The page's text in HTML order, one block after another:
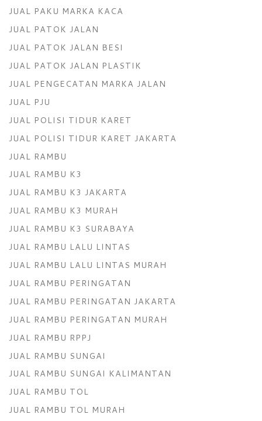
JUAL PAKU MARKA KACA
JUAL PATOK JALAN
JUAL PATOK JALAN BESI
JUAL PATOK JALAN PLASTIK
JUAL PENGECATAN MARKA JALAN
JUAL PJU
JUAL POLISI TIDUR KARET
JUAL POLISI TIDUR KARET JAKARTA
JUAL RAMBU
JUAL RAMBU K3
JUAL RAMBU K3 JAKARTA
JUAL RAMBU K3 MURAH
JUAL RAMBU K3 SURABAYA
JUAL RAMBU LALU LINTAS
JUAL RAMBU LALU LINTAS MURAH
JUAL RAMBU PERINGATAN
JUAL RAMBU PERINGATAN JAKARTA
JUAL RAMBU PERINGATAN MURAH
JUAL RAMBU RPPJ
JUAL RAMBU SUNGAI
JUAL RAMBU SUNGAI KALIMANTAN
JUAL RAMBU TOL
JUAL RAMBU TOL MURAH